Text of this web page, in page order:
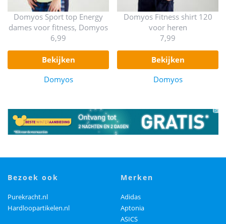
Domyos Sport top Energy
dames voor fitness, Domyos
6,99
bekijken
Domyos
Domyos Fitness shirt 120
voor heren
7,99
bekijken
Domyos
bezoek ook
Purekracht.nl
Hardloopartikelen.nl
merken
Adidas
Aptonia
ASICS